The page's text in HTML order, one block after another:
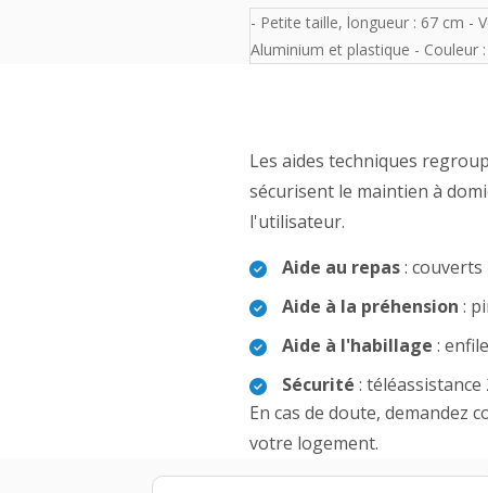
Caractéristiques- Petite taille, longueur : 67 cm -
Aluminium et plastique - Couleur
Les aides techniques
sécurisent le maintien à
l'utilisateur.
Aide au repas:
Aide à la préhension :
Aide à l'habillage :
Sécurité :
En cas de doute, demandez
votre logement.